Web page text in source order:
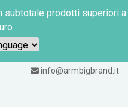
subtotale prodotti superiori a
by
info@armbigbrand.it